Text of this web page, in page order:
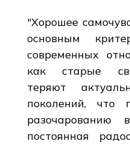
"Хорошее
основным
современных
как старые
теряют
поколений, что
постоянная